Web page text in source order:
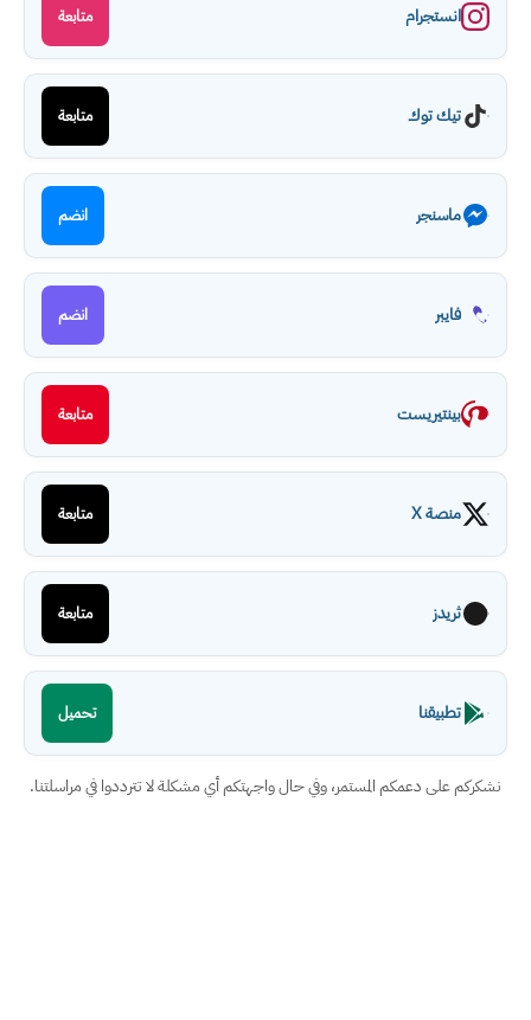
انستجرام متابعة
تيك توك متابعة
ماسنجر انضم
فايبر انضم
بينتيريست متابعة
منصة X متابعة
ثريدز متابعة
تطبيقنا تحميل
نشكركم على دعمكم المستمر، وفي حال واجهتكم أي مشكلة لا تترددوا في مراسلتنا.